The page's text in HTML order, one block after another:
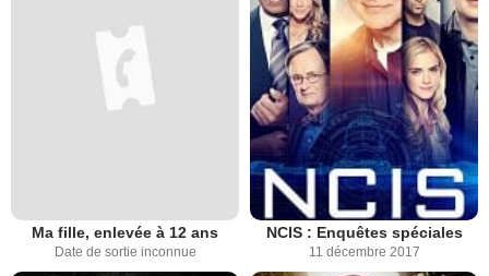
Ma fille, enlevée à 12 ans
Date de sortie inconnue
NCIS : Enquêtes spéciales
11 décembre 2017